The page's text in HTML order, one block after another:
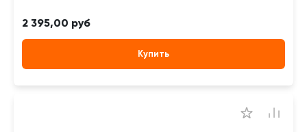
2 395,00 руб
Купить